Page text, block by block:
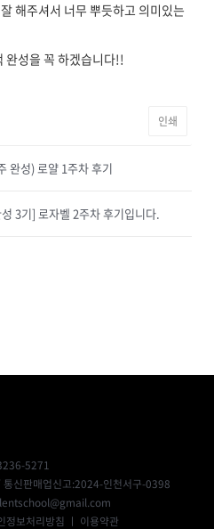
해주셔서 너무 뿌듯하고 의미있는
완성을 꼭 하겠습니다!!
인쇄
완성) 로얄 1주차 후기
3기] 로자벨 2주차 후기입니다.
5271
통신판매업신고:2024-인천서구-0398
정보처리방침 ㅣ 이용약관